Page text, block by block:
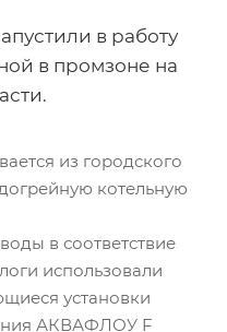
в работу
в промзоне на
из городского
котельную
в соответствие
использовали
установки
АКВАФЛОУ F